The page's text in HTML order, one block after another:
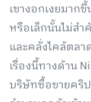
เขางอกเงยมาก
หรือเล็กนั้นไม่สำ
และคลั่งไคล้ตลา
เรื่องนี้ทางด้าน
บริษัทซื้อขายคริ